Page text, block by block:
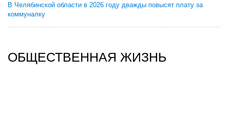
В Челябинской области в 2026 году дважды повысят плату за
коммуналку
ОБЩЕСТВЕННАЯ ЖИЗНЬ